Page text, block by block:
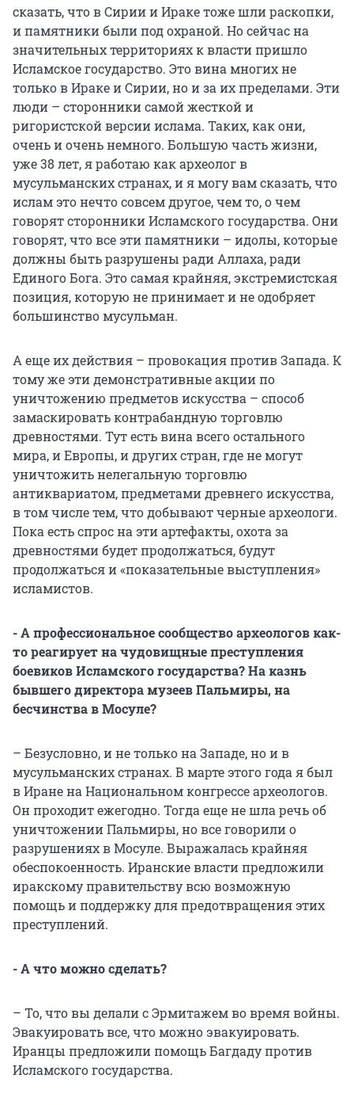
сказать, что в Сирии и Ираке тоже шли раскопки,
и памятники были под охраной. Но сейчас на
значительных территориях к власти пришло
Исламское государство. Это вина многих не
только в Ираке и Сирии, но и за их пределами. Эти
люди – сторонники самой жесткой и
ригористской версии ислама. Таких, как они,
очень и очень немного. Большую часть жизни,
уже 38 лет, я работаю как археолог в
мусульманских странах, и я могу вам сказать, что
ислам это нечто совсем другое, чем то, о чем
говорят сторонники Исламского государства. Они
говорят, что все эти памятники – идолы, которые
должны быть разрушены ради Аллаха, ради
Единого Бога. Это самая крайняя, экстремистская
позиция, которую не принимает и не одобряет
большинство мусульман.
А еще их действия – провокация против Запада. К
тому же эти демонстративные акции по
уничтожению предметов искусства – способ
замаскировать контрабандную торговлю
древностями. Тут есть вина всего остального
мира, и Европы, и других стран, где не могут
уничтожить нелегальную торговлю
антиквариатом, предметами древнего искусства,
в том числе тем, что добывают черные археологи.
Пока есть спрос на эти артефакты, охота за
древностями будет продолжаться, будут
продолжаться и «показательные выступления»
исламистов.
- А профессиональное сообщество археологов как-
то реагирует на чудовищные преступления
боевиков Исламского государства? На казнь
бывшего директора музеев Пальмиры, на
бесчинства в Мосуле?
– Безусловно, и не только на Западе, но и в
мусульманских странах. В марте этого года я был
в Иране на Национальном конгрессе археологов.
Он проходит ежегодно. Тогда еще не шла речь об
уничтожении Пальмиры, но все говорили о
разрушениях в Мосуле. Выражалась крайняя
обеспокоенность. Иранские власти предложили
иракскому правительству всю возможную
помощь и поддержку для предотвращения этих
преступлений.
- А что можно сделать?
– То, что вы делали с Эрмитажем во время войны.
Эвакуировать все, что можно эвакуировать.
Иранцы предложили помощь Багдаду против
Исламского государства.